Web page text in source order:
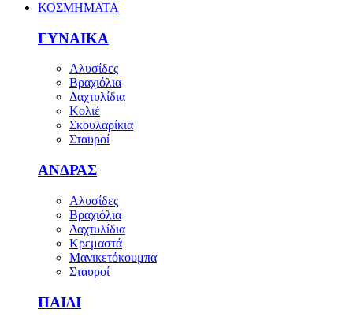
ΚΟΣΜΗΜΑΤΑ
ΓΥΝΑΙΚΑ
Αλυσίδες
Βραχιόλια
Δαχτυλίδια
Κολιέ
Σκουλαρίκια
Σταυροί
ΑΝΔΡΑΣ
Αλυσίδες
Βραχιόλια
Δαχτυλίδια
Κρεμαστά
Μανικετόκουμπα
Σταυροί
ΠΑΙΔΙ